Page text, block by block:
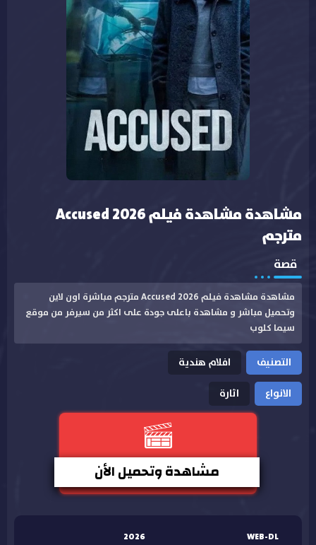
مشاهدة مشاهدة فيلم Accused 2026
مترجم
قصة
مشاهدة مشاهدة فيلم Accused 2026 مترجم مباشرة اون لاين
وتحميل مباشر و مشاهدة باعلى جودة على اكثر من سيرفر من موقع
سيما كلوب
التصنيف
افلام هندية
الانواع
اثارة
مشاهدة وتحميل الأن
WEB-DL
2026